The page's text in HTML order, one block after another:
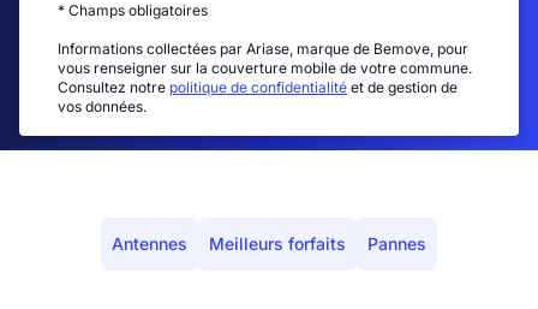
* Champs obligatoires
Informations collectées par Ariase, marque de Bemove, pour
vous renseigner sur la couverture mobile de votre commune.
Consultez notre politique de confidentialité et de gestion de
vos données.
Antennes Meilleurs forfaits Pannes